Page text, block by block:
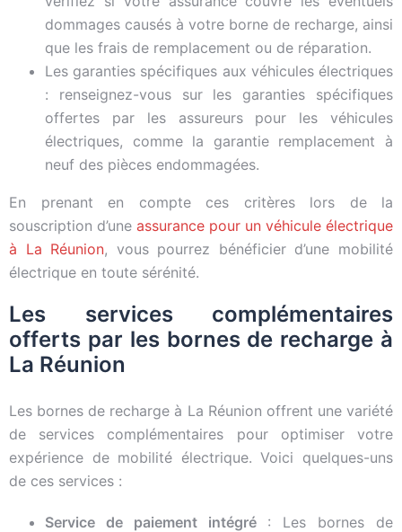
dommages causés à votre borne de recharge, ainsi
que les frais de remplacement ou de réparation.
Les garanties spécifiques aux véhicules électriques
: renseignez-vous sur les garanties spécifiques
offertes par les assureurs pour les véhicules
électriques, comme la garantie remplacement à
neuf des pièces endommagées.
En prenant en compte ces critères lors de la
souscription d’une assurance pour un véhicule électrique
à La Réunion, vous pourrez bénéficier d’une mobilité
électrique en toute sérénité.
Les services complémentaires
offerts par les bornes de recharge à
La Réunion
Les bornes de recharge à La Réunion offrent une variété
de services complémentaires pour optimiser votre
expérience de mobilité électrique. Voici quelques-uns
de ces services :
Service de paiement intégré: Les bornes de